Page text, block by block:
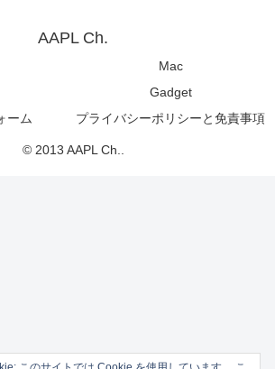
AAPL Ch.
Mac
Gadget
ーム
プライバシーポリシーと免責事項
© 2013 AAPL Ch..